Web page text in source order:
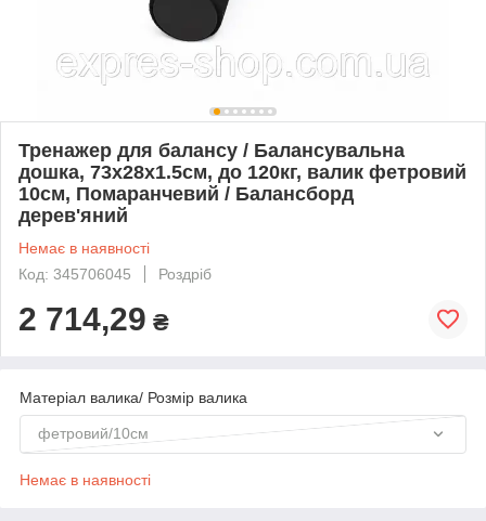
Тренажер для балансу / Балансувальна
дошка, 73х28х1.5см, до 120кг, валик фетровий
10см, Помаранчевий / Балансборд
дерев'яний
Немає в наявності
Код: 345706045
Роздріб
2 714,29 ₴
Матеріал валика/ Розмір валика
фетровий/10см
Немає в наявності